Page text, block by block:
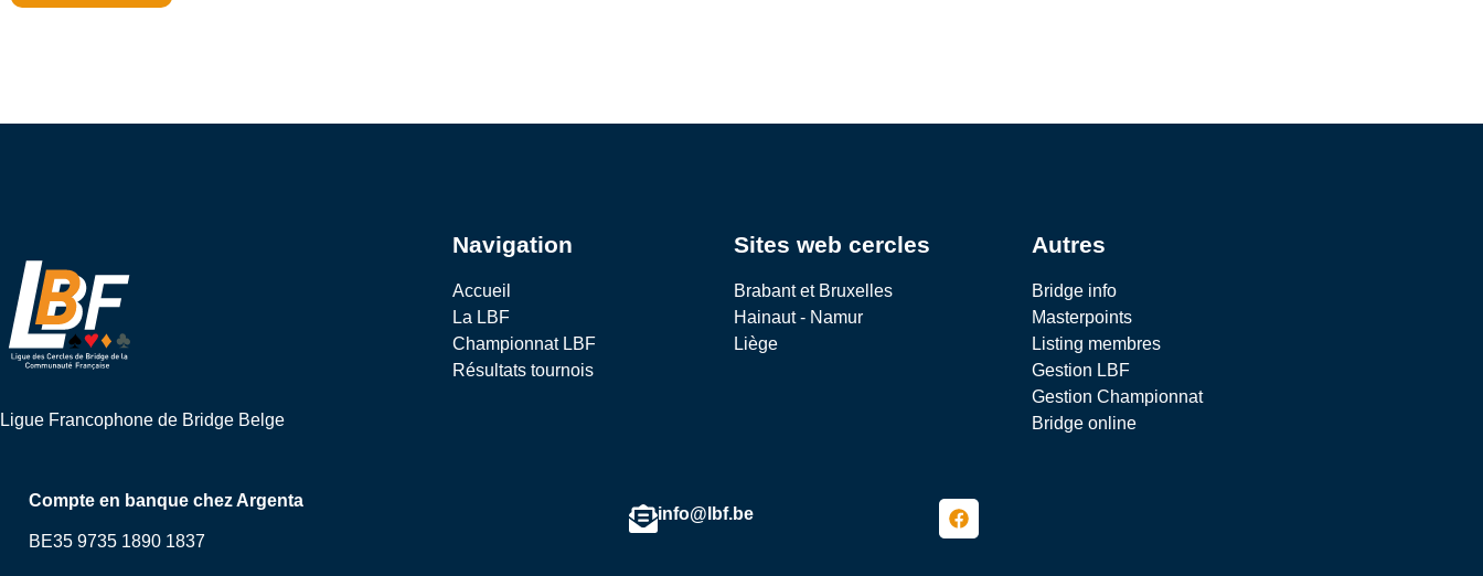
Ligue Francophone de Bridge Belge
Navigation
Accueil
La LBF
Championnat LBF
Résultats tournois
Sites web cercles
Brabant et Bruxelles
Hainaut - Namur
Liège
Autres
Bridge info
Masterpoints
Listing membres
Gestion LBF
Gestion Championnat
Bridge online
Compte en banque chez Argenta
BE35 9735 1890 1837
info@lbf.be